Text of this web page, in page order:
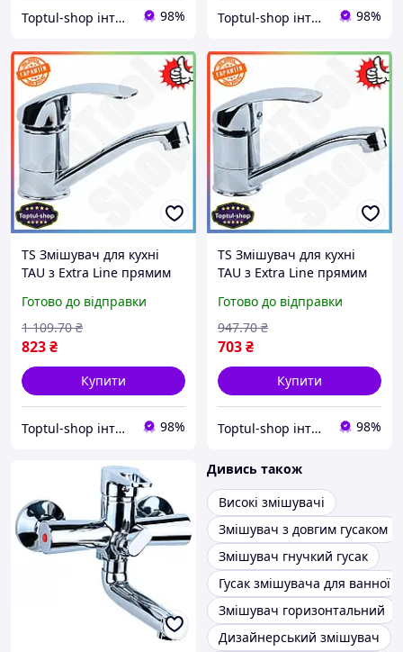
Toptul-shop інтернет магазин 98% Toptul-shop інтернет магазин 98%
TS Змішувач для кухні
TAU з Extra Line прямим
хромонікелевий
одноважільний
поворотний 360 градусів
SHT55_Q
Готово до відправки
823₴
1 109.70 ₴
Купити
Toptul-shop інтернет магазин 98%
TS Змішувач для кухні
TAU з Extra Line прямим
360 градусів хромований
кран для води SHT55_Q
Готово до відправки
703₴
947.70 ₴
Купити
Toptul-shop інтернет магазин 98%
Дивись також
Високі змішувачі
Змішувач з довгим гусаком
Змішувач гнучкий гусак
Гусак змішувача для ванної
Змішувач горизонтальний
Дизайнерський змішувач